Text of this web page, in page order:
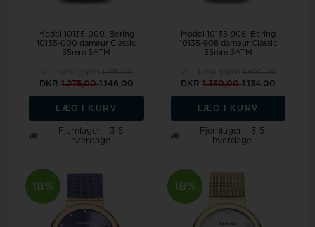
Model 10135-000
Bering
10135-000 dameur Classic
35mm 3ATM
DKR 1.275,001.146,00
LÆG I KURV
Fjernlager - 3-5
hverdage
Model 10135-908
Bering
10135-908 dameur Classic
35mm 3ATM
DKR 1.350,001.134,00
LÆG I KURV
Fjernlager - 3-5
hverdage
18% 18%